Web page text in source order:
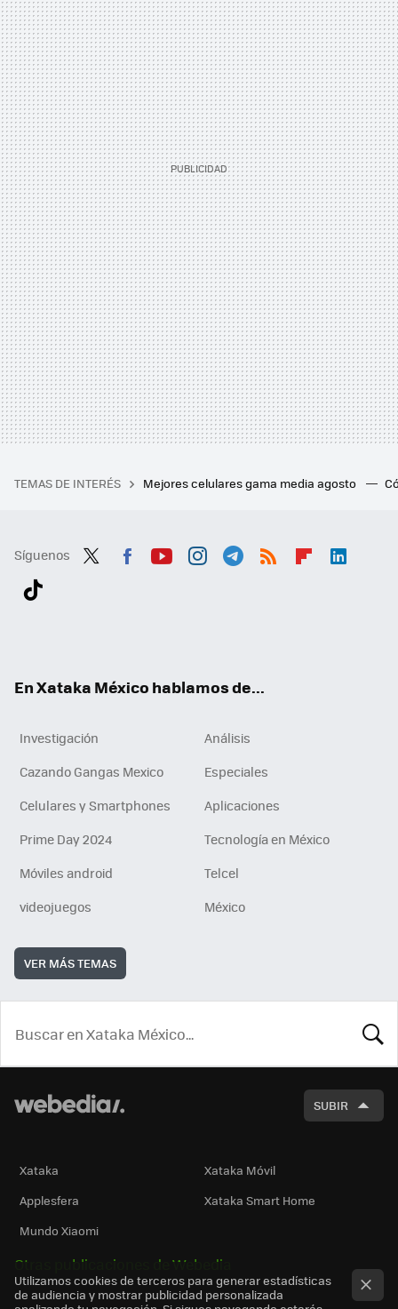
TEMAS DE INTERÉS Mejores celulares gama media agosto
Síguenos
En Xataka México hablamos de...
Investigación
Análisis
Cazando Gangas Mexico
Especiales
Celulares y Smartphones
Aplicaciones
Prime Day 2024
Tecnología en México
Móviles android
Telcel
videojuegos
México
VER MÁS TEMAS
SUBIR
Xataka
Xataka Móvil
Applesfera
Xataka Smart Home
Mundo Xiaomi
Otras publicaciones de Webedia
Utilizamos cookies de terceros para generar estadísticas
de audiencia y mostrar publicidad personalizada